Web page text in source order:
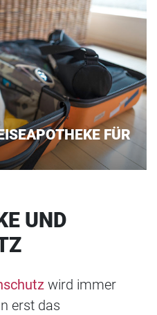
FÜR
UND
wird immer
erst das